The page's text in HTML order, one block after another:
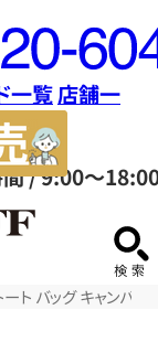
/ 9:00～
一覧店舗一
サ
ト バッグ キャンバ